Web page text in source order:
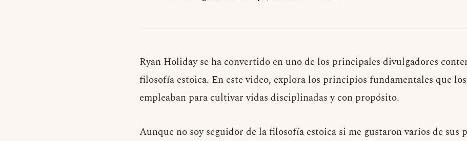
Ryan Holiday se ha convertido en uno de los principales divulgadores
filosofía estoica. En este video, explora los principios fundamentales que
empleaban para cultivar vidas disciplinadas y con propósito.
Aunque no soy seguidor de la filosofía estoica si me gustaron varios de sus